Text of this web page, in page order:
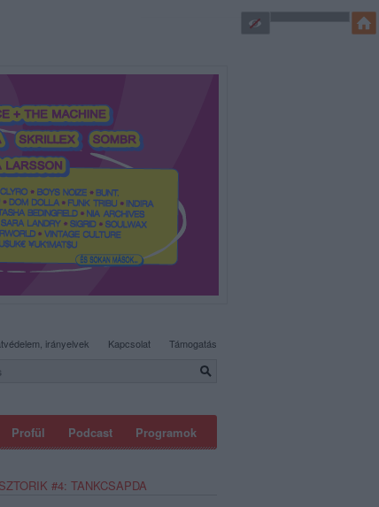
Profül Podcast Programok
irányelvek Kapcsolat Támogatás
#4: TANKCSAPDA
SÜTI BEÁLLÍTÁSOK MÓDOSÍTÁSA